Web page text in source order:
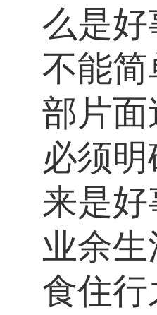
么是
不能
部片
必须
来是
业余
食住